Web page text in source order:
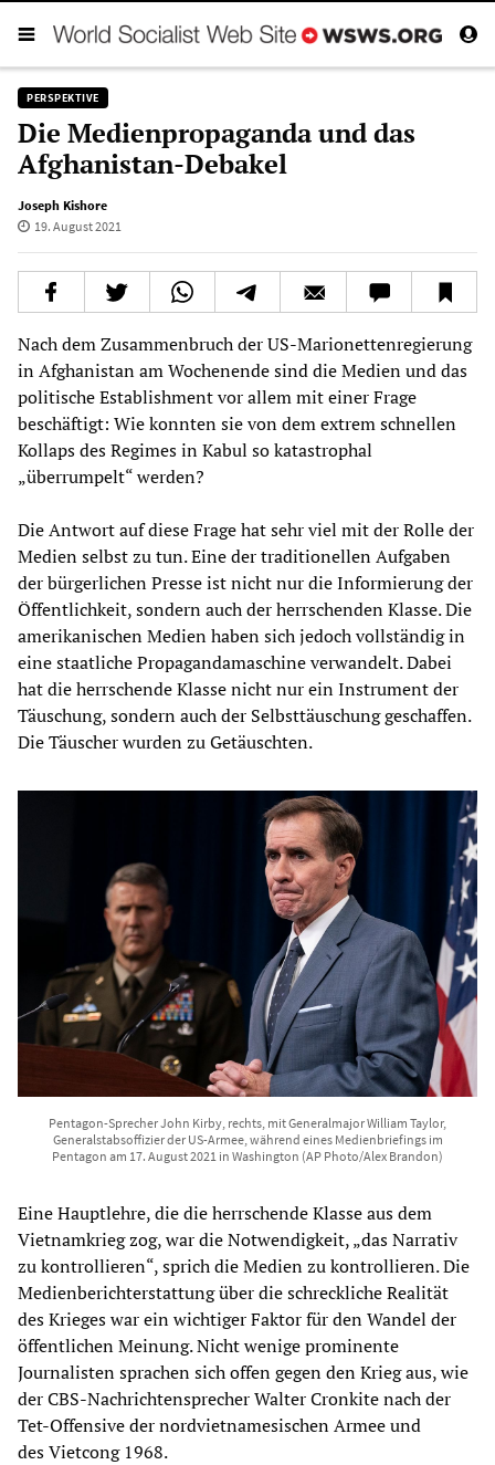
PERSPEKTIVE
Die Medienpropaganda und das
Afghanistan-Debakel
Joseph Kishore
19. August 2021
Nach dem Zusammenbruch der US-Marionettenregierung
in Afghanistan am Wochenende sind die Medien und das
politische Establishment vor allem mit einer Frage
beschäftigt: Wie konnten sie von dem extrem schnellen
Kollaps des Regimes in Kabul so katastrophal
„überrumpelt“ werden?
Die Antwort auf diese Frage hat sehr viel mit der Rolle der
Medien selbst zu tun. Eine der traditionellen Aufgaben
der bürgerlichen Presse ist nicht nur die Informierung der
Öffentlichkeit, sondern auch der herrschenden Klasse. Die
amerikanischen Medien haben sich jedoch vollständig in
eine staatliche Propagandamaschine verwandelt. Dabei
hat die herrschende Klasse nicht nur ein Instrument der
Täuschung, sondern auch der Selbsttäuschung geschaffen.
Die Täuscher wurden zu Getäuschten.
Pentagon-Sprecher John Kirby, rechts, mit Generalmajor William Taylor,
Generalstabsoffizier der US-Armee, während eines Medienbriefings im
Pentagon am 17. August 2021 in Washington (AP Photo/Alex Brandon)
Eine Hauptlehre, die die herrschende Klasse aus dem
Vietnamkrieg zog, war die Notwendigkeit, „das Narrativ
zu kontrollieren“, sprich die Medien zu kontrollieren. Die
Medienberichterstattung über die schreckliche Realität
des Krieges war ein wichtiger Faktor für den Wandel der
öffentlichen Meinung. Nicht wenige prominente
Journalisten sprachen sich offen gegen den Krieg aus, wie
der CBS-Nachrichtensprecher Walter Cronkite nach der
Tet-Offensive der nordvietnamesischen Armee und
des Vietcong 1968.